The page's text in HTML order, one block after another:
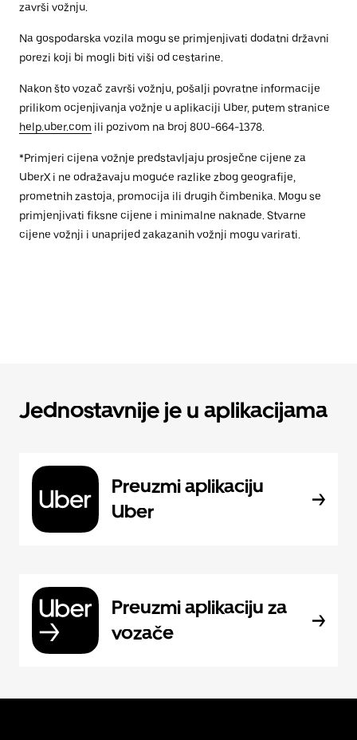
završi vožnju.
Na gospodarska vozila mogu se primjenjivati dodatni državni
porezi koji bi mogli biti viši od cestarine.
Nakon što vozač završi vožnju, pošalji povratne informacije
prilikom ocjenjivanja vožnje u aplikaciji Uber, putem stranice
help.uber.com ili pozivom na broj 800-664-1378.
*Primjeri cijena vožnje predstavljaju prosječne cijene za
UberX i ne odražavaju moguće razlike zbog geografije,
prometnih zastoja, promocija ili drugih čimbenika. Mogu se
primjenjivati fiksne cijene i minimalne naknade. Stvarne
cijene vožnji i unaprijed zakazanih vožnji mogu varirati.
Jednostavnije je u aplikacijama
Preuzmi aplikaciju
Uber
Preuzmi aplikaciju za
vozače